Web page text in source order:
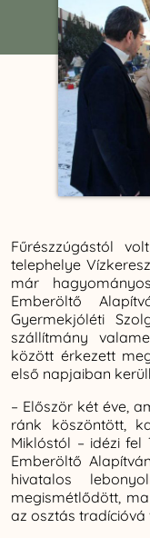
Fűrészzúgástól
telephelye
már
Emberöltő
Gyermekjóléti
szállítmány
között érkezett
első napjaiban
– Először két éve,
ránk köszöntött,
Miklóstól – idézi fel
Emberöltő
hivatalos
megismétlődött,
az osztás tradícióvá